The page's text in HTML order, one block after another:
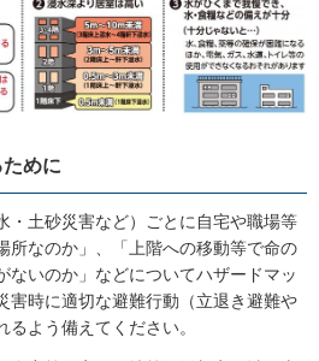
めに
・土砂災害など）ごとに自宅や職場等
所なのか」、「上階への移動等で命の
ないのか」などについてハザードマッ
害時に適切な避難行動（立退き避難や
よう備えてください。